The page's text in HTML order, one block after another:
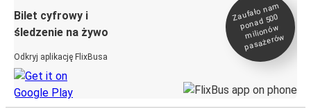
Bilet cyfrowy i
śledzenie na żywo
Odkryj aplikację FlixBusa
Zaufało na
m
ponad 500
milionó
w
pasażeró
w